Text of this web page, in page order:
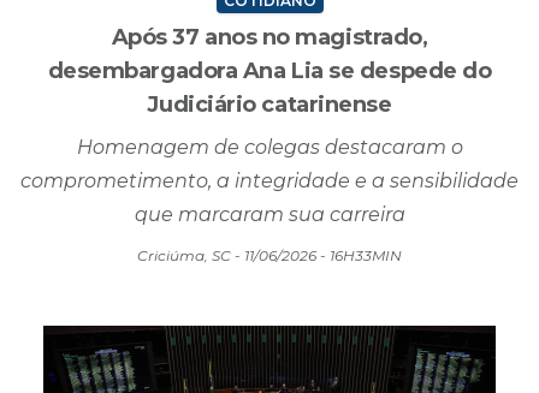
Após 37 anos no magistrado,
desembargadora Ana Lia se despede do
Judiciário catarinense
Homenagem de colegas destacaram o
comprometimento, a integridade e a sensibilidade
que marcaram sua carreira
Criciúma, SC - 11/06/2026 - 16H33MIN